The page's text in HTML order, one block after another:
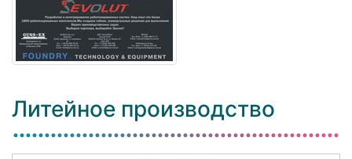
Литейное производство